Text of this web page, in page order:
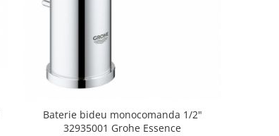
Baterie bideu monocomanda 1/2"
32935001 Grohe Essence